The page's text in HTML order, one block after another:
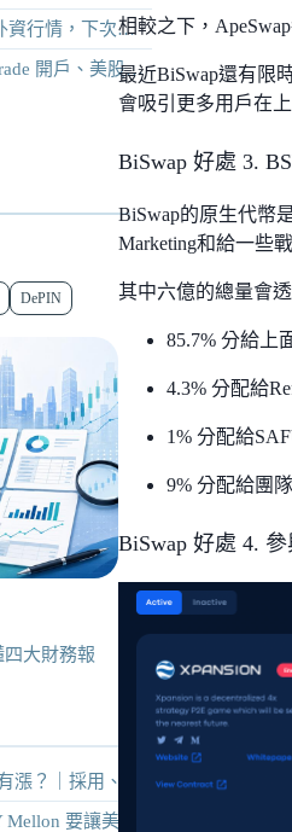
整你準備好了嗎？
股交易機制完整教學
DePIN
四大財務報
收入與代幣價值捕獲
債交易 24/7 不打烊
相較之下，
最近BiSwap還有限
會吸引更多用戶在
BiSwap 好處 3.
BiSwap的原生代幣
Marketing和給一些
其中六億的總量會
85.7% 分給上
4.3% 分配給
1% 分配給
9% 分配給團隊
BiSwap 好處 4.